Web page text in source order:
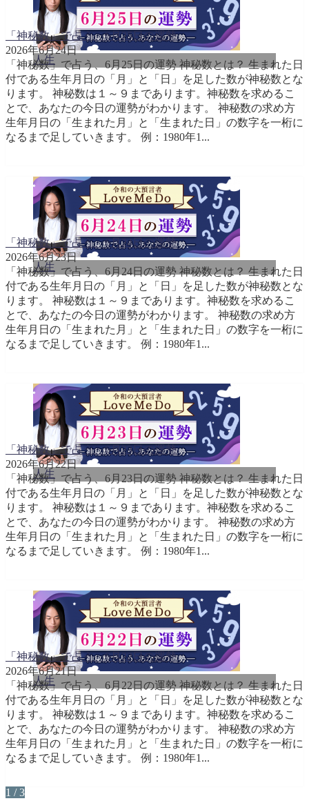
人生
「神秘数」で占う、6月25日の運勢
2026年6月24日
「神秘数」で占う、6月25日の運勢 神秘数とは？ 生まれた日
付である生年月日の「月」と「日」を足した数が神秘数とな
ります。 神秘数は１～９まであります。神秘数を求めるこ
とで、あなたの今日の運勢がわかります。 神秘数の求め方
生年月日の「生まれた月」と「生まれた日」の数字を一桁に
なるまで足していきます。 例：1980年1...
人生
「神秘数」で占う、6月24日の運勢
2026年6月23日
「神秘数」で占う、6月24日の運勢 神秘数とは？ 生まれた日
付である生年月日の「月」と「日」を足した数が神秘数とな
ります。 神秘数は１～９まであります。神秘数を求めるこ
とで、あなたの今日の運勢がわかります。 神秘数の求め方
生年月日の「生まれた月」と「生まれた日」の数字を一桁に
なるまで足していきます。 例：1980年1...
人生
「神秘数」で占う、6月23日の運勢
2026年6月22日
「神秘数」で占う、6月23日の運勢 神秘数とは？ 生まれた日
付である生年月日の「月」と「日」を足した数が神秘数とな
ります。 神秘数は１～９まであります。神秘数を求めるこ
とで、あなたの今日の運勢がわかります。 神秘数の求め方
生年月日の「生まれた月」と「生まれた日」の数字を一桁に
なるまで足していきます。 例：1980年1...
人生
「神秘数」で占う、6月22日の運勢
2026年6月21日
「神秘数」で占う、6月22日の運勢 神秘数とは？ 生まれた日
付である生年月日の「月」と「日」を足した数が神秘数とな
ります。 神秘数は１～９まであります。神秘数を求めるこ
とで、あなたの今日の運勢がわかります。 神秘数の求め方
生年月日の「生まれた月」と「生まれた日」の数字を一桁に
なるまで足していきます。 例：1980年1...
1 / 3